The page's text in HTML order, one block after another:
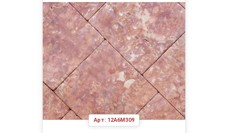
Арт: 12A6M309